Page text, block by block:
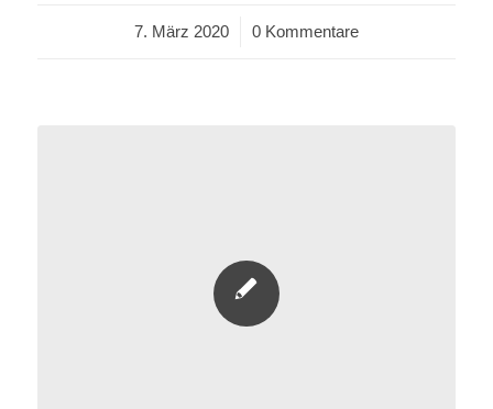
7. März 2020
/ 0 Kommentare